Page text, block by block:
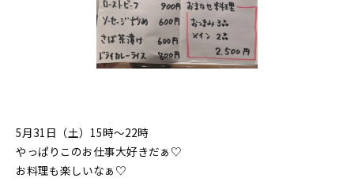
5月31日（土）15時〜22時
やっぱりこのお仕事大好きだぁ♡
お料理も楽しいなぁ♡